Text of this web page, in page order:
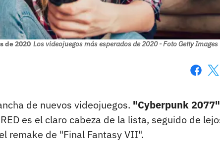
de 2020 Los videojuegos más esperados de 2020 - Foto Getty Images
de nuevos videojuegos. "Cyberpunk 2077"
es el claro cabeza de la lista, seguido de
remake de "Final Fantasy VII".